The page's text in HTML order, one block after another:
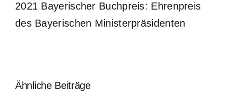
2021 Bayerischer Buchpreis: Ehrenpreis
des Bayerischen Ministerpräsidenten
Ähnliche Beiträge